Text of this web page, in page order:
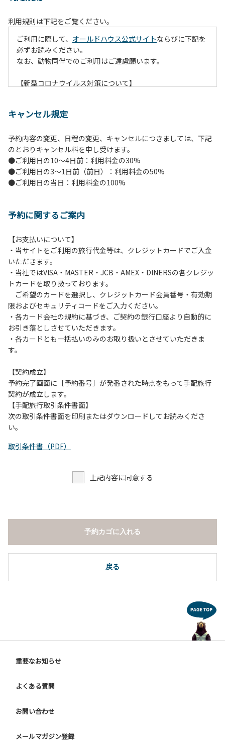
利用規則は下記をご覧ください。
ご利用に際して、 オールドハウス公式サイトならびに下記を
必ずお読みください。
なお、動物同伴でのご利用はご遠慮願います。
【新型コロナウイルス対策について】
また、今後の状況次第で変わる場合がありますのでご了承く
【ペンションでの取り組み】
・お食事は席数を減らしソーシャルディスタンスを確保して
のお食事。
・お食事は18時と19時の2回に分けて行います。（ご希望の
・玄関、食堂に手指の消毒スプレーを設置。
・定期的な施設の消毒。
・スタッフの体調管理、健康チェックの徹底。
・使い捨てスリッパをご用意しております。
・施設内の換気。
※食事中は窓を開けて換気をさせていただく場合がございま
す。また、山の上なので朝晩は冷えます。服装は１枚多めに
ご用意ください。
【お客様へお願い】
・パブリックスペースでは、食事中以外はマスクの着用をお
願いします。
・トイレは各客室のトイレをご利用ください。
※緊急時以外の食堂のトイレの使用は禁止とさせていただき
ます。
キャンセル規定
予約内容の変更、日程の変更、キャンセルにつきましては、下記
のとおりキャンセル料を申し受けます。
●ご利用日の10～4日前：利用料金の30%
●ご利用日の3～1日前（前日）：利用料金の50%
●ご利用日の当日：利用料金の100%
予約に関するご案内
【お支払いについて】
・当サイトをご利用の旅行代金等は、クレジットカードでご入金
いただきます。
・当社ではVISA・MASTER・JCB・AMEX・DINERSの各クレジッ
トカードを取り扱っております。
ご希望のカードを選択し、クレジットカード会員番号・有効期
限およびセキュリティコードをご入力ください。
・各カード会社の規約に基づき、ご契約の銀行口座より自動的に
お引き落としさせていただきます。
・各カードとも一括払いのみのお取り扱いとさせていただきま
す。
【契約成立】
予約完了画面に［予約番号］が発番された時点をもって手配旅行
契約が成立します。
【手配旅行取引条件書面】
次の取引条件書面を印刷またはダウンロードしてお読みくださ
い。
取引条件書（PDF）
上記内容に同意する
戻る
予約カゴに入れる
重要なお知らせ
よくある質問
お問い合わせ
メールマガジン登録